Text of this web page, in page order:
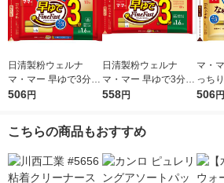
日清製粉ウェルナ
マ・マー 早ゆで3分ス
パゲティ2/3サイズ1.6
506円
日清製粉ウェルナ
マ・マー 早ゆで3分ス
パゲティ 1.6mm チャ
558円
マ・
っち
ティ
506円
こちらの商品もおすすめ